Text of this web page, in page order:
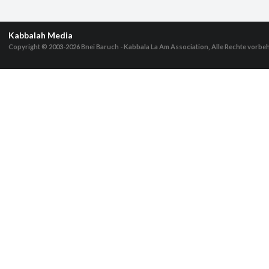
Kabbalah Media
Copyright © 2003-2026Bnei Baruch - Kabbala La Am Association, Alle Rechte